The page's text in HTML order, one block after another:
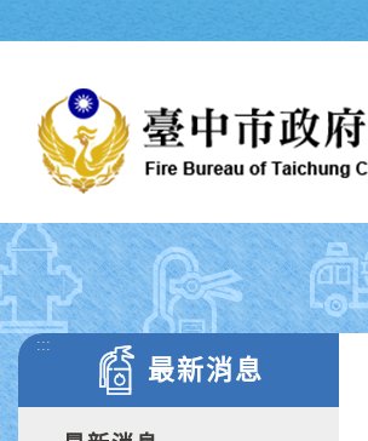
:::
最新消息